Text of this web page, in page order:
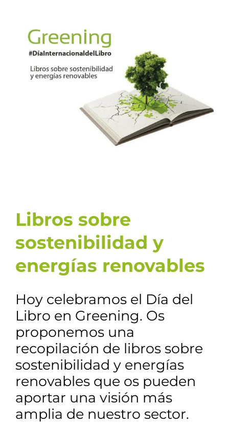
imagen
más
grande
Libros sobre
sostenibilidad y
energías renovables
Hoy celebramos el Día del
Libro en Greening. Os
proponemos una
recopilación de libros sobre
sostenibilidad y energías
renovables que os pueden
aportar una visión más
amplia de nuestro sector.